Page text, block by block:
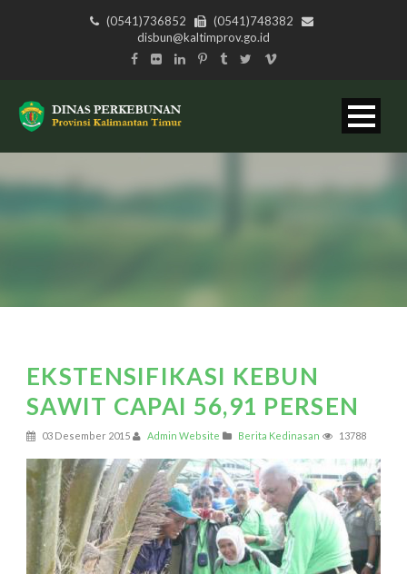
(0541)736852
(0541)748382
disbun@kaltimprov.go.id
EKSTENSIFIKASI KEBUN
SAWIT CAPAI 56,91 PERSEN
03 Desember 2015 Admin Website Berita Kedinasan 13788